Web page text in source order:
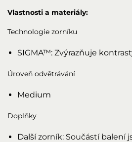
Vlastnosti a materiály:
Technologie zorníku
SIGMA™: Zvýrazňuje
Úroveň odvětrávání
Medium
Doplňky
Další zorník: Součástí balení